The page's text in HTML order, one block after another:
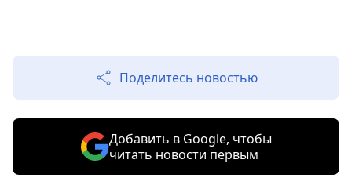
Поделитесь новостью
Добавить в Google, чтобы
читать новости первым